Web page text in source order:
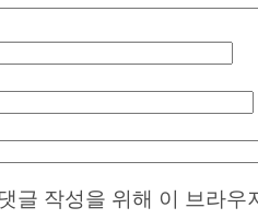
글 작성을 위해 이 브라